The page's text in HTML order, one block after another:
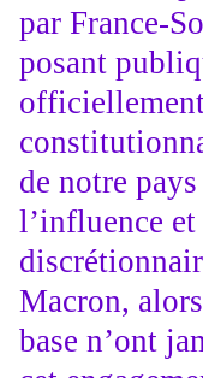
par France-
posant
de notre
l’influence
Macron,
base n’ont